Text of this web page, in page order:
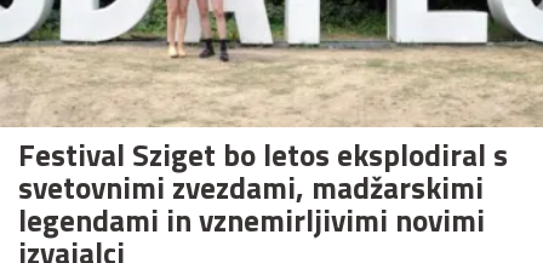
Festival Sziget bo letos eksplodiral s
svetovnimi zvezdami, madžarskimi
legendami in vznemirljivimi novimi
izvajalci